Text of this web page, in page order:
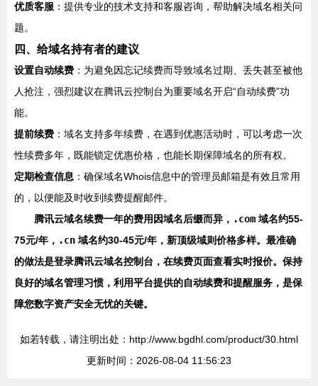
优质客服 ：提供专业的技术支持和客服咨询，帮助解决域名相关问
题。
四、给域名持有者的建议
设置自动续费 ：为避免因忘记续费而导致域名过期、丢失甚至被他
人抢注，强烈建议在腾讯云控制台为重要域名开启“自动续费”功
能。
提前续费 ：域名支持多年续费，在遇到优惠活动时，可以考虑一次
性续费多年，既能锁定优惠价格，也能长期保障域名的所有权。
定期检查信息 ：确保域名Whois信息中的管理员邮箱是有效且常用
的，以便能及时收到续费提醒邮件。
腾讯云域名续费一年的费用因域名后缀而异， .com 域名约55-
75元/年， .cn 域名约30-45元/年，新顶级域则价格多样。最准确
的做法是登录腾讯云域名控制台，在续费页面查看实时报价。保持
良好的域名管理习惯，利用平台提供的自动续费和提醒服务，是保
障您数字资产安全无忧的关键。
如若转载，请注明出处：http://www.bgdhl.com/product/30.html
更新时间：2026-08-04 11:56:23